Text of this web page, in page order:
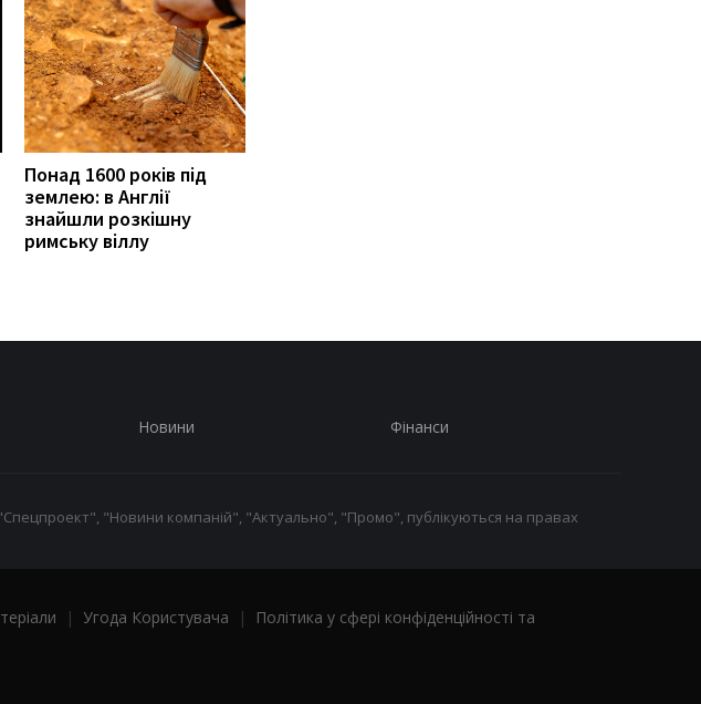
Понад 1600 років під
землею: в Англії
знайшли розкішну
римську віллу
Новини Фінанси
"Новини компаній", "Актуально", "Промо", публікуються на правах
| Угода Користувача |
Політика у сфері конфіденційності та